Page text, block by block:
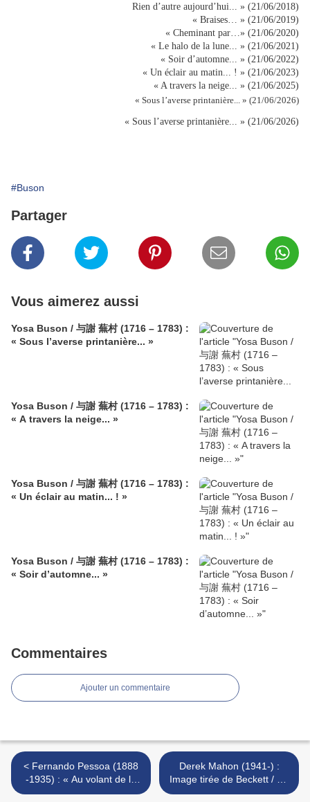
Rien d’autre aujourd’hui... » (21/06/2018)
« Braises… » (21/06/2019)
« Cheminant par…» (21/06/2020)
« Le halo de la lune... » (21/06/2021)
« Soir d’automne... » (21/06/2022)
« Un éclair au matin... ! » (21/06/2023)
« A travers la neige... » (21/06/2025)
« Sous l’averse printanière... » (21/06/2026)
« Sous l’averse printanière... » (21/06/2026)
#Buson
Partager
Vous aimerez aussi
Yosa Buson / 与謝 蕪村 (1716 – 1783) :
« Sous l’averse printanière... »
Yosa Buson / 与謝 蕪村 (1716 – 1783) :
« A travers la neige... »
Yosa Buson / 与謝 蕪村 (1716 – 1783) :
« Un éclair au matin... ! »
Yosa Buson / 与謝 蕪村 (1716 – 1783) :
« Soir d’automne... »
Commentaires
Ajouter un commentaire
< Fernando Pessoa (1888
-1935) : « Au volant de la
Chevrolet... » / « Ao volante
Derek Mahon (1941-) :
Image tirée de Beckett / An
image from Beckett >